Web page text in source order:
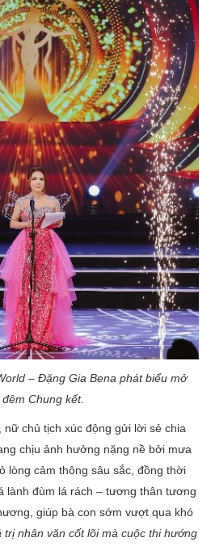
– Đặng Gia Bena phát biểu mở
Chung kết.
chủ tịch xúc động gửi lời sẻ chia
chịu ảnh hưởng nặng nề bởi mưa
lòng cảm thông sâu sắc, đồng thời
lành đùm lá rách – tương thân tương
giúp bà con sớm vượt qua khó
nhân văn cốt lõi mà cuộc thi hướng